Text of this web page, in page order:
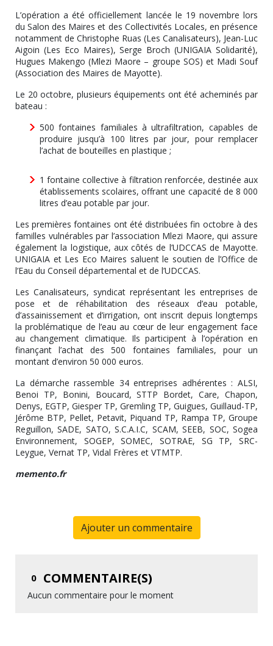
L’opération a été officiellement lancée le 19 novembre lors
du Salon des Maires et des Collectivités Locales, en présence
notamment de Christophe Ruas (Les Canalisateurs), Jean-Luc
Aigoin (Les Eco Maires), Serge Broch (UNIGAIA Solidarité),
Hugues Makengo (Mlezi Maore – groupe SOS) et Madi Souf
(Association des Maires de Mayotte).
Le 20 octobre, plusieurs équipements ont été acheminés par
bateau :
500 fontaines familiales à ultrafiltration, capables de
produire jusqu’à 100 litres par jour, pour remplacer
l’achat de bouteilles en plastique ;
1 fontaine collective à filtration renforcée, destinée aux
établissements scolaires, offrant une capacité de 8 000
litres d’eau potable par jour.
Les premières fontaines ont été distribuées fin octobre à des
familles vulnérables par l’association Mlezi Maore, qui assure
également la logistique, aux côtés de l’UDCCAS de Mayotte.
UNIGAIA et Les Eco Maires saluent le soutien de l’Office de
l’Eau du Conseil départemental et de l’UDCCAS.
Les Canalisateurs, syndicat représentant les entreprises de
pose et de réhabilitation des réseaux d’eau potable,
d’assainissement et d’irrigation, ont inscrit depuis longtemps
la problématique de l’eau au cœur de leur engagement face
au changement climatique. Ils participent à l’opération en
finançant l’achat des 500 fontaines familiales, pour un
montant d’environ 50 000 euros.
La démarche rassemble 34 entreprises adhérentes : ALSI,
Benoi TP, Bonini, Boucard, STTP Bordet, Care, Chapon,
Denys, EGTP, Giesper TP, Gremling TP, Guigues, Guillaud-TP,
Jérôme BTP, Pellet, Petavit, Piquand TP, Rampa TP, Groupe
Reguillon, SADE, SATO, S.C.A.I.C, SCAM, SEEB, SOC, Sogea
Environnement, SOGEP, SOMEC, SOTRAE, SG TP, SRC-
Leygue, Vernat TP, Vidal Frères et VTMTP.
memento.fr
Ajouter un commentaire
0 COMMENTAIRE(S)
Aucun commentaire pour le moment